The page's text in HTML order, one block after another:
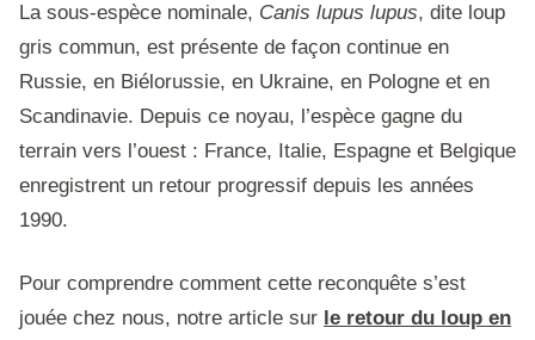
La sous-espèce nominale, Canis lupus lupus, dite loup
gris commun, est présente de façon continue en
Russie, en Biélorussie, en Ukraine, en Pologne et en
Scandinavie. Depuis ce noyau, l’espèce gagne du
terrain vers l’ouest : France, Italie, Espagne et Belgique
enregistrent un retour progressif depuis les années
1990.
Pour comprendre comment cette reconquête s’est
jouée chez nous, notre article sur le retour du loup en